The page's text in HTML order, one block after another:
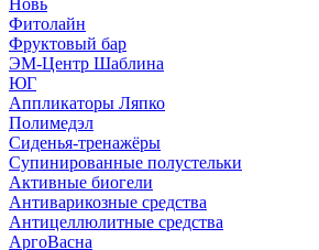
Новь
Фитолайн
Фруктовый бар
ЭМ-Центр Шаблина
ЮГ
Аппликаторы Ляпко
Полимедэл
Сиденья-тренажёры
Супинированные полустельки
Активные биогели
Антиварикозные средства
Антицеллюлитные средства
АргоВасна